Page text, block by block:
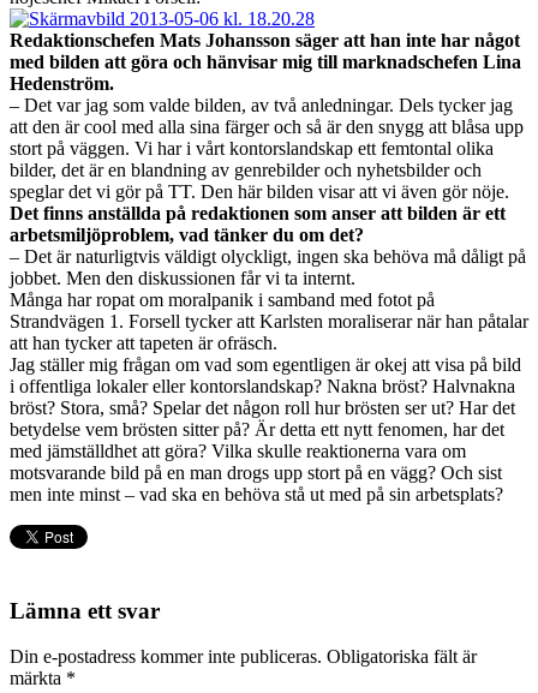
Redaktionschefen Mats Johansson säger att han inte har något
med bilden att göra och hänvisar mig till marknadschefen Lina
Hedenström.
– Det var jag som valde bilden, av två anledningar. Dels tycker jag
att den är cool med alla sina färger och så är den snygg att blåsa upp
stort på väggen. Vi har i vårt kontorslandskap ett femtontal olika
bilder, det är en blandning av genrebilder och nyhetsbilder och
speglar det vi gör på TT. Den här bilden visar att vi även gör nöje.
Det finns anställda på redaktionen som anser att bilden är ett
arbetsmiljöproblem, vad tänker du om det?
– Det är naturligtvis väldigt olyckligt, ingen ska behöva må dåligt på
jobbet. Men den diskussionen får vi ta internt.
Många har ropat om moralpanik i samband med fotot på
Strandvägen 1. Forsell tycker att Karlsten moraliserar när han påtalar
att han tycker att tapeten är ofräsch.
Jag ställer mig frågan om vad som egentligen är okej att visa på bild
i offentliga lokaler eller kontorslandskap? Nakna bröst? Halvnakna
bröst? Stora, små? Spelar det någon roll hur brösten ser ut? Har det
betydelse vem brösten sitter på? Är detta ett nytt fenomen, har det
med jämställdhet att göra? Vilka skulle reaktionerna vara om
motsvarande bild på en man drogs upp stort på en vägg? Och sist
men inte minst – vad ska en behöva stå ut med på sin arbetsplats?
Lämna ett svar
Din e-postadress kommer inte publiceras. Obligatoriska fält är
märkta *